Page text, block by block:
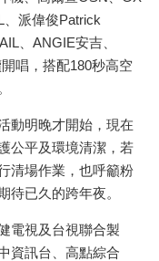
、派偉俊Patrick
ANGIE安吉、
唱，搭配180秒高空
動明晚才開始，現在
公平及環境清潔，若
清場作業，也呼籲粉
待已久的跨年夜。
電視及台視聯合製
資訊台、高點綜合